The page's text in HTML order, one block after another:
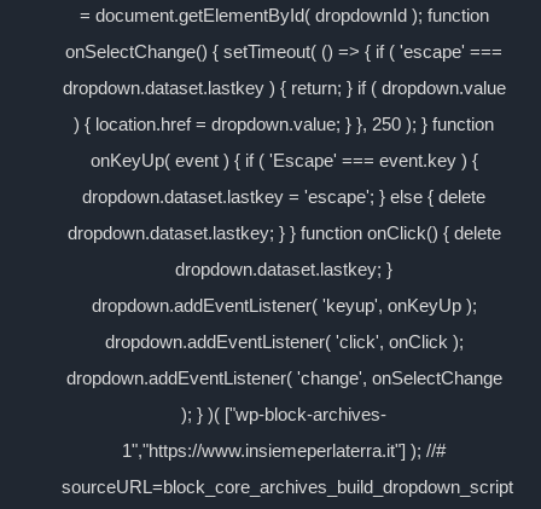
= document.getElementById( dropdownId ); function
onSelectChange() { setTimeout( () => { if ( 'escape' ===
dropdown.dataset.lastkey ) { return; } if ( dropdown.value
) { location.href = dropdown.value; } }, 250 ); } function
onKeyUp( event ) { if ( 'Escape' === event.key ) {
dropdown.dataset.lastkey = 'escape'; } else { delete
dropdown.dataset.lastkey; } } function onClick() { delete
dropdown.dataset.lastkey; }
dropdown.addEventListener( 'keyup', onKeyUp );
dropdown.addEventListener( 'click', onClick );
dropdown.addEventListener( 'change', onSelectChange
); } )( ["wp-block-archives-
1","https://www.insiemeperlaterra.it"] ); //#
sourceURL=block_core_archives_build_dropdown_script